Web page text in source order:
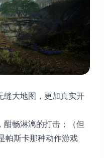
缝大地图，更加真实开
畅淋漓的打击；（但
帕斯卡那种动作游戏